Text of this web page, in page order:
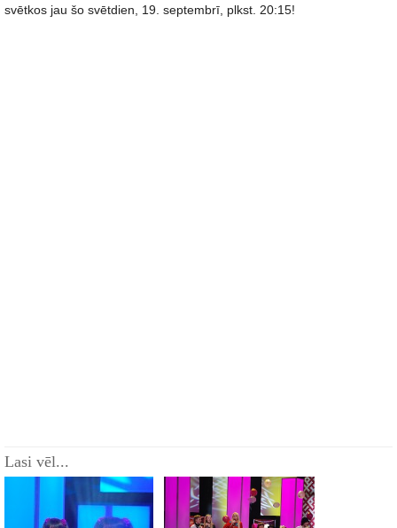
svētkos jau šo svētdien, 19. septembrī, plkst. 20:15!
Lasi vēl...